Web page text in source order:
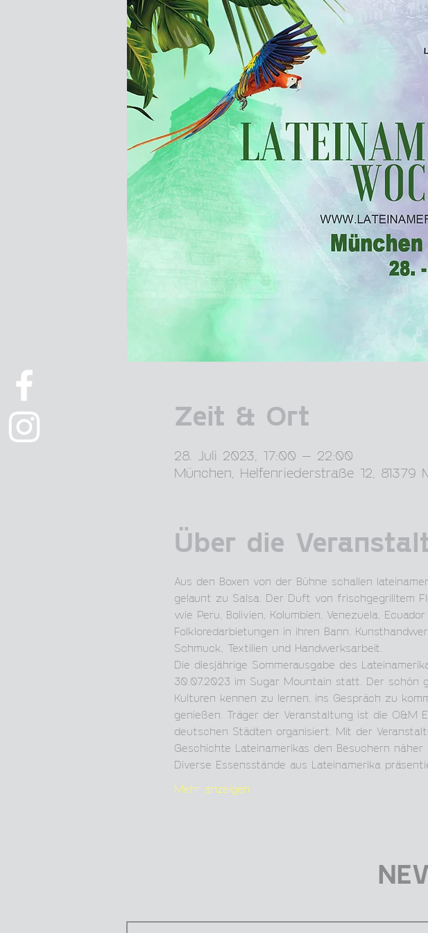
Zeit & Ort
28. Juli 2023, 17:00 – 22:00
München, Helfenriederstraße 12, 81379
Über die
Aus den Boxen von der Bühne schallen
gelaunt zu Salsa. Der Duft von frischgegrilltem
wie Peru, Bolivien, Kolumbien, Venezuela,
Folkloredarbietungen in ihren Bann.
Schmuck, Textilien und Handwerksarbeit.
Die diesjährige Sommerausgabe des
30.07.2023 im Sugar Mountain statt. Der schön
Kulturen kennen zu lernen, ins Gespräch zu
genießen. Träger der Veranstaltung ist die O&M
deutschen Städten organisiert. Mit der
Geschichte Lateinamerikas den Besuchern näher
Diverse Essensstände aus Lateinamerika
Mehr anzeigen